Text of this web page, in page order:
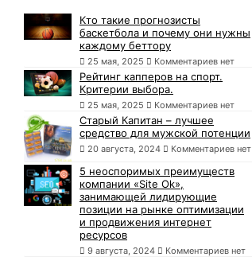
Кто такие прогнозисты
баскетбола и почему они нужны
каждому беттору
25 мая, 2025 Комментариев нет
Рейтинг капперов на спорт.
Критерии выбора.
25 мая, 2025 Комментариев нет
Старый Капитан – лучшее
средство для мужской потенции
20 августа, 2024 Комментариев нет
5 неоспоримых преимуществ
компании «Site Ok»,
занимающей лидирующие
позиции на рынке оптимизации
и продвижения интернет
ресурсов
9 августа, 2024 Комментариев нет